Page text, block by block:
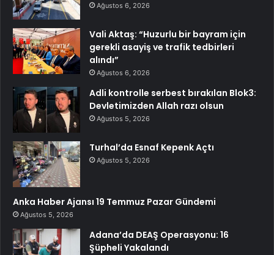
Ağustos 6, 2026
Vali Aktaş: “Huzurlu bir bayram için
gerekli asayiş ve trafik tedbirleri
alındı”
Ağustos 6, 2026
Adli kontrolle serbest bırakılan Blok3:
Devletimizden Allah razı olsun
Ağustos 5, 2026
Turhal’da Esnaf Kepenk Açtı
Ağustos 5, 2026
Anka Haber Ajansı 19 Temmuz Pazar Gündemi
Ağustos 5, 2026
Adana’da DEAŞ Operasyonu: 16
Şüpheli Yakalandı